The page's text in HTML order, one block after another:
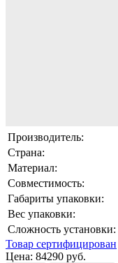
Производитель:
Страна:
Материал:
Совместимость:
Габариты упаковки:
Вес упаковки:
Сложность установки:
Товар сертифицирован
Цена: 84290 руб.